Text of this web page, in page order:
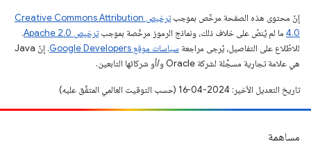
إنّ محتوى هذه الصفحة مرخّص بموجب
ترخيص Creative Commons Attribution
4.0‏ ما لم يُنصّ على خلاف ذلك، ونماذج الرموز مرخّصة بموجبترخيص Apache 2.0‏
.
للاطّلاع على التفاصيل، يُرجى مراجعة سياسات موقع Google Developers‏
. إنّ Java
هي علامة تجارية مسجَّلة لشركة Oracle و/أو شركائها التابعين.
تاريخ التعديل الأخير: 2024-04-16 (حسب التوقيت العالمي المتفَّق عليه)
مساهمة